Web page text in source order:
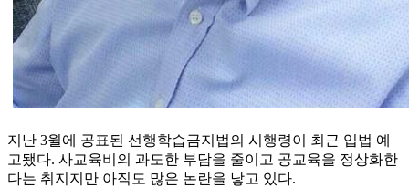
지난 3월에 공표된 선행학습금지법의 시행령이 최근 입법 예
고됐다. 사교육비의 과도한 부담을 줄이고 공교육을 정상화한
다는 취지지만 아직도 많은 논란을 낳고 있다.